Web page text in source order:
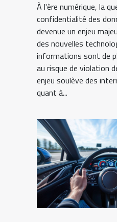
À l'ère numérique, la
confidentialité des
devenue un enjeu
des nouvelles
informations sont de
au risque de violation
enjeu soulève des
quant à...